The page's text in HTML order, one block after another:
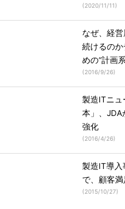
(2020/11/11)
なぜ、経
続けるの
めの“計画
(2016/9/26)
製造ITニュ
本」、JDA
強化
(2016/4/26)
製造IT導入
で、顧客
(2015/10/27)